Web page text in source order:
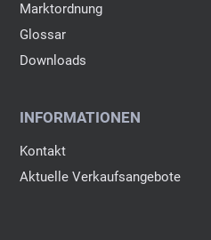
Marktordnung
Glossar
Downloads
INFORMATIONEN
Kontakt
Aktuelle Verkaufsangebote